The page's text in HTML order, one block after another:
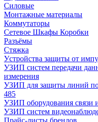
Силовые
Монтажные материалы
Коммутаторы
Сетевое Шкафы Коробки
Разъёмы
Стяжка
Уcтройства защиты от
УЗИП систем передачи
измерения
УЗИП для защиты линий
485
УЗИП оборудования связи
УЗИП систем
Прайс-листы брендов